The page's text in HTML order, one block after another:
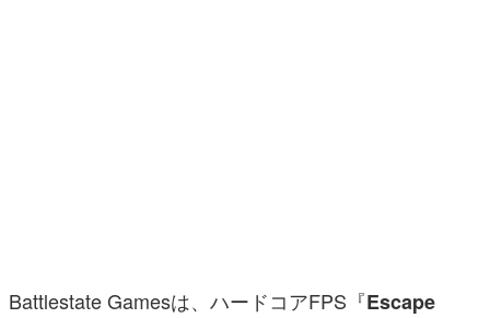
Battlestate Gamesは、ハードコアFPS『Escape